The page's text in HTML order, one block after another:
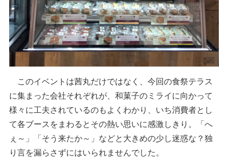
このイベントは茜丸だけではなく、今回の食祭テラス
に集まった会社それぞれが、和菓子のミライに向かって
様々に工夫されているのもよくわかり、いち消費者とし
て各ブースをまわるとその熱い思いに感激しきり。「へ
ぇ～」「そう来たか～」などと大きめの少し迷惑な？独
り言を漏らさずにはいられませんでした。